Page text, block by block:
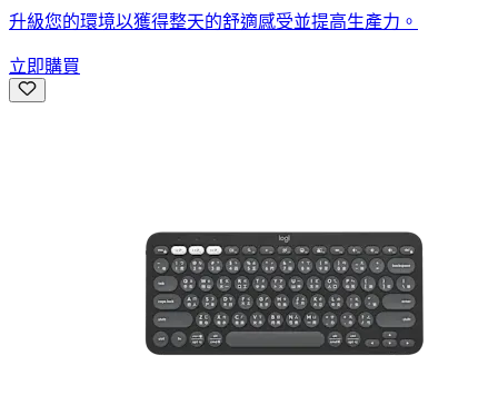
升級您的環境以獲得整天的舒適感受並提高生產力。
立即購買